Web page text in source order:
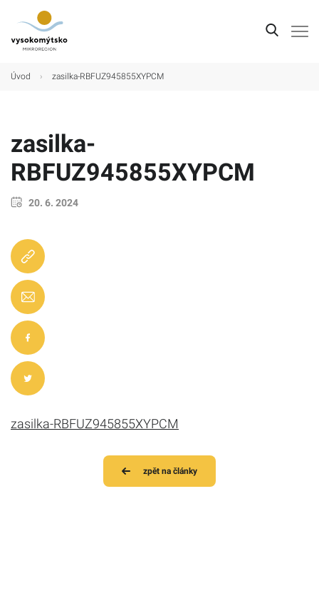
Úvod › zasilka-RBFUZ945855XYPCM
zasilka-
RBFUZ945855XYPCM
20. 6. 2024
zasilka-RBFUZ945855XYPCM
zpět na články
Úvod
Turistické cíle